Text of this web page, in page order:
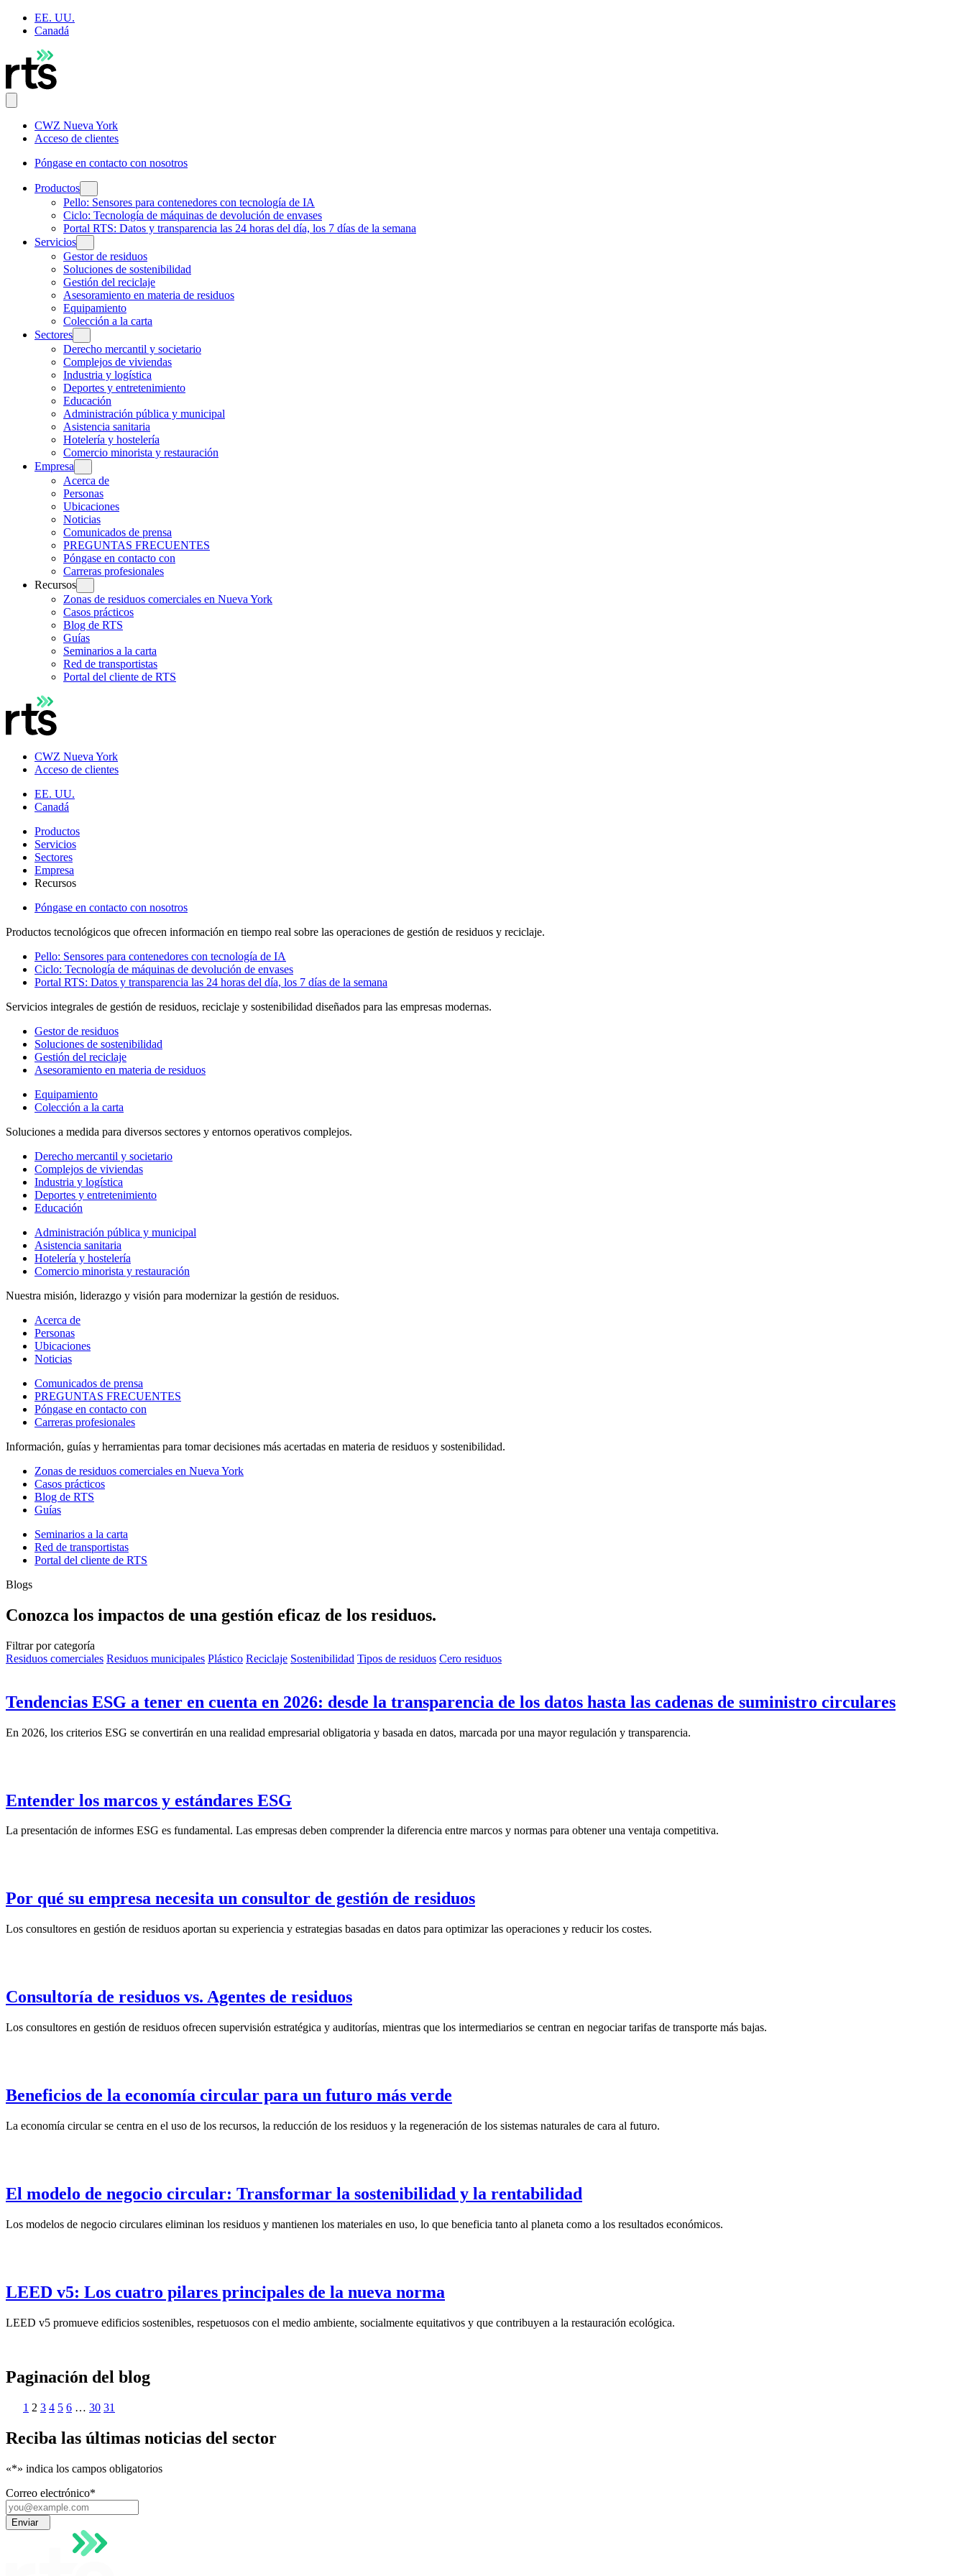
EE. UU.
Canadá
CWZ Nueva York
Acceso de clientes
Póngase en contacto con nosotros
Productos
Pello: Sensores para contenedores con tecnología de IA
Ciclo: Tecnología de máquinas de devolución de envases
Portal RTS: Datos y transparencia las 24 horas del día, los 7 días de la semana
Servicios
Gestor de residuos
Soluciones de sostenibilidad
Gestión del reciclaje
Asesoramiento en materia de residuos
Equipamiento
Colección a la carta
Sectores
Derecho mercantil y societario
Complejos de viviendas
Industria y logística
Deportes y entretenimiento
Educación
Administración pública y municipal
Asistencia sanitaria
Hotelería y hostelería
Comercio minorista y restauración
Empresa
Acerca de
Personas
Ubicaciones
Noticias
Comunicados de prensa
PREGUNTAS FRECUENTES
Póngase en contacto con
Carreras profesionales
Recursos
Zonas de residuos comerciales en Nueva York
Casos prácticos
Blog de RTS
Guías
Seminarios a la carta
Red de transportistas
Portal del cliente de RTS
CWZ Nueva York
Acceso de clientes
EE. UU.
Canadá
Productos
Servicios
Sectores
Empresa
Recursos
Póngase en contacto con nosotros
Productos tecnológicos que ofrecen información en tiempo real sobre las operaciones de gestión de residuos y reciclaje.
Pello: Sensores para contenedores con tecnología de IA
Ciclo: Tecnología de máquinas de devolución de envases
Portal RTS: Datos y transparencia las 24 horas del día, los 7 días de la semana
Servicios integrales de gestión de residuos, reciclaje y sostenibilidad diseñados para las empresas modernas.
Gestor de residuos
Soluciones de sostenibilidad
Gestión del reciclaje
Asesoramiento en materia de residuos
Equipamiento
Colección a la carta
Soluciones a medida para diversos sectores y entornos operativos complejos.
Derecho mercantil y societario
Complejos de viviendas
Industria y logística
Deportes y entretenimiento
Educación
Administración pública y municipal
Asistencia sanitaria
Hotelería y hostelería
Comercio minorista y restauración
Nuestra misión, liderazgo y visión para modernizar la gestión de residuos.
Acerca de
Personas
Ubicaciones
Noticias
Comunicados de prensa
PREGUNTAS FRECUENTES
Póngase en contacto con
Carreras profesionales
Información, guías y herramientas para tomar decisiones más acertadas en materia de residuos y sostenibilidad.
Zonas de residuos comerciales en Nueva York
Casos prácticos
Blog de RTS
Guías
Seminarios a la carta
Red de transportistas
Portal del cliente de RTS
Blogs
Conozca los impactos de una gestión eficaz de los residuos.
Filtrar por categoría
Residuos comerciales Residuos municipales Plástico Reciclaje Sostenibilidad Tipos de residuos Cero residuos
Tendencias ESG a tener en cuenta en 2026: desde la transparencia de los datos hasta las cadenas de suministro circulares
En 2026, los criterios ESG se convertirán en una realidad empresarial obligatoria y basada en datos, marcada por una mayor regulación y transparencia.
Entender los marcos y estándares ESG
La presentación de informes ESG es fundamental. Las empresas deben comprender la diferencia entre marcos y normas para obtener una ventaja competitiva.
Por qué su empresa necesita un consultor de gestión de residuos
Los consultores en gestión de residuos aportan su experiencia y estrategias basadas en datos para optimizar las operaciones y reducir los costes.
Consultoría de residuos vs. Agentes de residuos
Los consultores en gestión de residuos ofrecen supervisión estratégica y auditorías, mientras que los intermediarios se centran en negociar tarifas de transporte más bajas.
Beneficios de la economía circular para un futuro más verde
La economía circular se centra en el uso de los recursos, la reducción de los residuos y la regeneración de los sistemas naturales de cara al futuro.
El modelo de negocio circular: Transformar la sostenibilidad y la rentabilidad
Los modelos de negocio circulares eliminan los residuos y mantienen los materiales en uso, lo que beneficia tanto al planeta como a los resultados económicos.
LEED v5: Los cuatro pilares principales de la nueva norma
LEED v5 promueve edificios sostenibles, respetuosos con el medio ambiente, socialmente equitativos y que contribuyen a la restauración ecológica.
Paginación del blog
1 2 3 4 5 6 … 30 31
Reciba las últimas noticias del sector
«*» indica los campos obligatorios
Correo electrónico*
Enviar